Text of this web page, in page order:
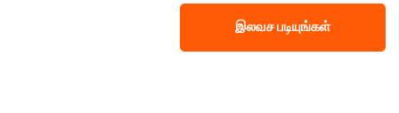
இலவச படியுங்கள்